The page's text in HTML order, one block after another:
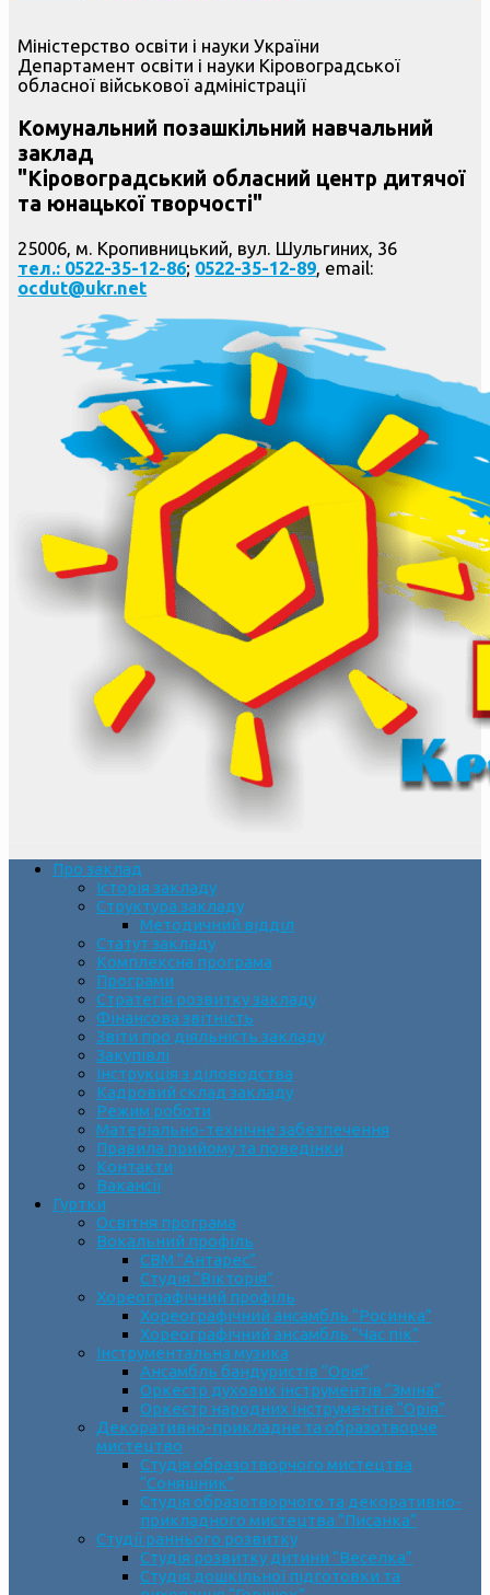
Міністерство освіти і науки України
Департамент освіти і науки Кіровоградської
обласної військової адміністрації
Комунальний позашкільний навчальний
заклад
"Кіровоградський обласний центр дитячої
та юнацької творчості"
25006, м. Кропивницький, вул. Шульгиних, 36
тел.: 0522-35-12-86; 0522-35-12-89, email:
ocdut@ukr.net
Про заклад
Історія закладу
Структура закладу
Методичний відділ
Статут закладу
Комплексна програма
Програми
Стратегія розвитку закладу
Фінансова звітність
Звіти про діяльність закладу
Закупівлі
Інструкція з діловодства
Кадровий склад закладу
Режим роботи
Матеріально-технічне забезпечення
Правила прийому та поведінки
Контакти
Вакансії
Гуртки
Освітня програма
Вокальний профіль
СВМ “Антарес”
Студія “Вікторія”
Хореографічний профіль
Хореографічний ансамбль “Росинка”
Хореографічний ансамбль “Час пік”
Інструментальна музика
Ансамбль бандуристів “Орія”
Оркестр духових інструментів “Зміна”
Оркестр народних інструментів “Орія”
Декоративно-прикладне та образотворче
мистецтво
Cтудія образотворчого мистецтва
“Соняшник”
Студія образотворчого та декоративно-
прикладного мистецтва “Писанка”
Студії раннього розвитку
Студія розвитку дитини “Веселка”
Студія дошкільної підготовки та